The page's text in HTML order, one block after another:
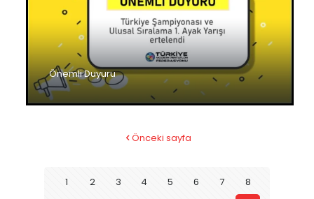
Önemli Duyuru
Önceki sayfa
1 2 3 4 5 6 7
8